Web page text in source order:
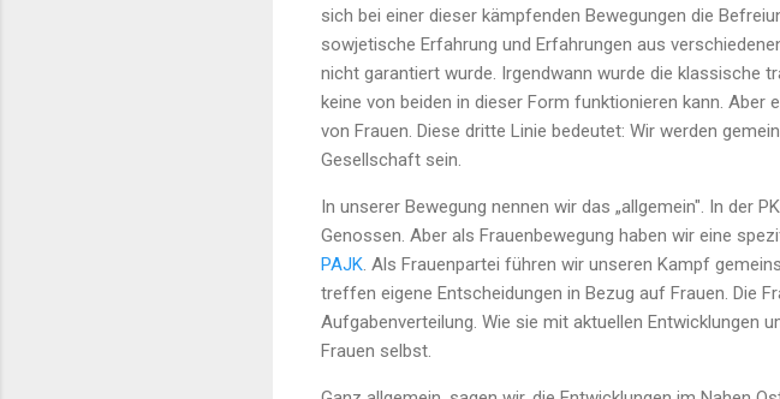
sich bei einer dieser kämpfenden Bewegungen die
sowjetische Erfahrung und Erfahrungen aus
nicht garantiert wurde. Irgendwann wurde die klassische
keine von beiden in dieser Form funktionieren kann.
von Frauen. Diese dritte Linie bedeutet: Wir werden
Gesellschaft sein.
In unserer Bewegung nennen wir das „allgemein". In der
Genossen. Aber als Frauenbewegung haben wir eine
PAJK. Als Frauenpartei führen wir unseren Kampf
treffen eigene Entscheidungen in Bezug auf Frauen. Die
Aufgabenverteilung. Wie sie mit aktuellen Entwicklungen
Frauen selbst.